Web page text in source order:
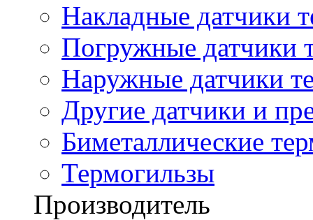
Накладные датчики
Погружные датчики
Наружные датчики
Другие датчики и
Биметаллические
Термогильзы
Производитель